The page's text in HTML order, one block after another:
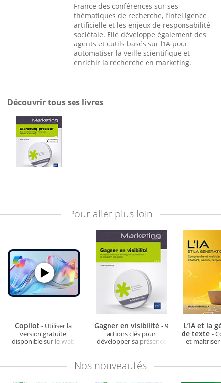
France des conférences sur ses
thématiques de recherche, l’intelligence
artificielle et les enjeux de responsabilité
sociétale. Elle développe également des
agents et outils basés sur l’IA pour
automatiser la veille scientifique et
enrichir la recherche en marketing.
Découvrir tous ses livres
Pour aller plus loin
Copilot - Utiliser la
version gratuite
disponible sur le Web
Gagner en visibilité - 9
actions clés pour
développer sa présence
L’IA et la
de texte -
et maîtriser
Nos nouveautés